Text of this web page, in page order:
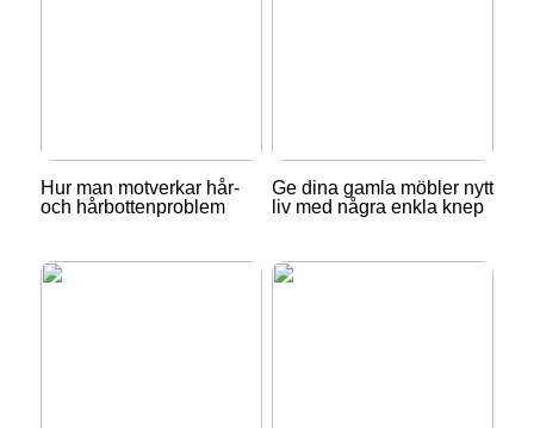
Hur man motverkar hår-
och hårbottenproblem
Ge dina gamla möbler nytt
liv med några enkla knep